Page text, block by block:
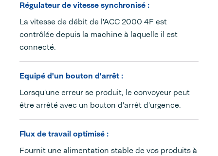
Régulateur de vitesse synchronisé :
La vitesse de débit de l'ACC 2000 4F est
contrôlée depuis la machine à laquelle il est
connecté.
Equipé d'un bouton d'arrêt :
Lorsqu'une erreur se produit, le convoyeur peut
être arrêté avec un bouton d'arrêt d'urgence.
Flux de travail optimisé :
Fournit une alimentation stable de vos produits à